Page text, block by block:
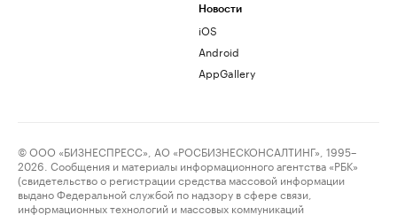
Новости
iOS
Android
AppGallery
© ООО «БИЗНЕСПРЕСС», АО «РОСБИЗНЕСКОНСАЛТИНГ», 1995–
2026. Сообщения и материалы информационного агентства «РБК»
(свидетельство о регистрации средства массовой информации
выдано Федеральной службой по надзору в сфере связи,
информационных технологий и массовых коммуникаций